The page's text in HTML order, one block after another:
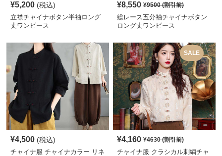
¥5,200 (税込)
立襟チャイナボタン半袖ロング
丈ワンピース
¥8,550 ¥9500(割引前)
総レース五分袖チャイナボタン
ロング丈ワンピース
¥4,500 (税込)
チャイナ服 チャイナカラー リネ
SALE
¥4,160 ¥4630(割引前)
チャイナ服 クラシカル刺繍チャ